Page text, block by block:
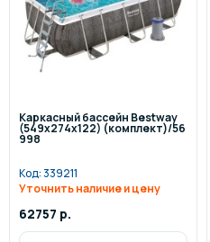
Каркасный бассейн Bestway
(549x274x122) (комплект)/56
998
Код:339211
Уточнить наличие и цену
62757 р.